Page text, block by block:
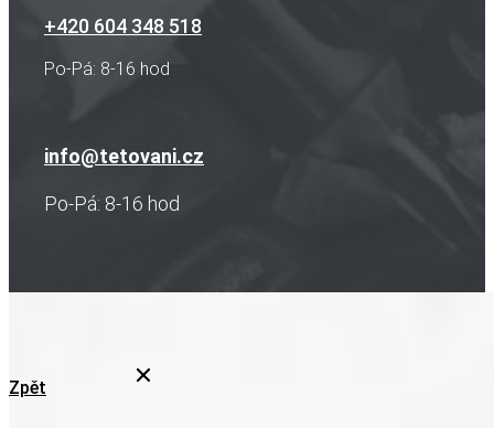
+420 604 348 518
Po-Pá: 8-16 hod
info@tetovani.cz
Po-Pá: 8-16 hod
Zpět